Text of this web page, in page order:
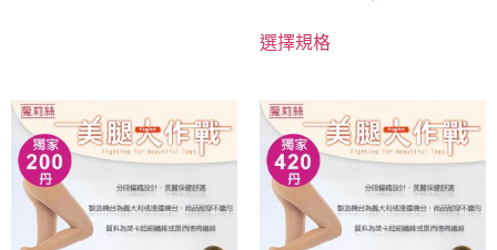
選擇規格